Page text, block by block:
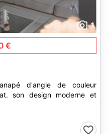
1
€
d'angle de couleur
son design moderne et